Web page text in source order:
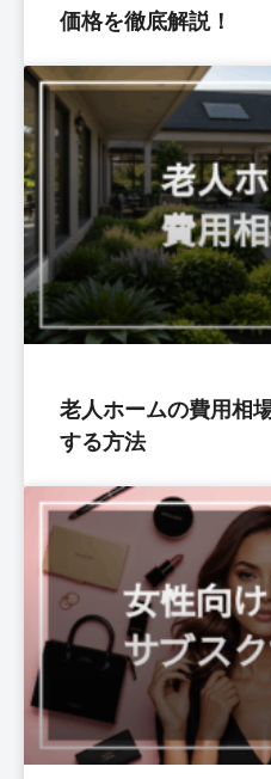
価格を徹底解説！
老人ホームの費用相
する方法